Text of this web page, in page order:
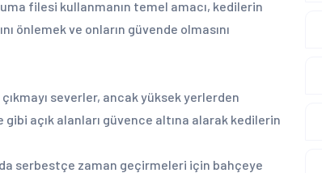
filesi kullanmanın temel amacı, kedilerin
önlemek ve onların güvende olmasını
severler, ancak yüksek yerlerden
açık alanları güvence altına alarak kedilerin
serbestçe zaman geçirmeleri için bahçeye